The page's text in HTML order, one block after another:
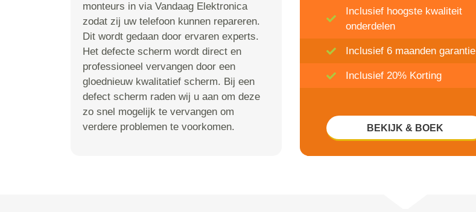
monteurs in via Vandaag Elektronica
zodat zij uw telefoon kunnen repareren.
Dit wordt gedaan door ervaren experts.
Het defecte scherm wordt direct en
professioneel vervangen door een
gloednieuw kwalitatief scherm. Bij een
defect scherm raden wij u aan om deze
zo snel mogelijk te vervangen om
verdere problemen te voorkomen.
Inclusief hoogste kwaliteit
onderdelen
Inclusief 6 maanden garantie
Inclusief 20% Korting
BEKIJK & BOEK